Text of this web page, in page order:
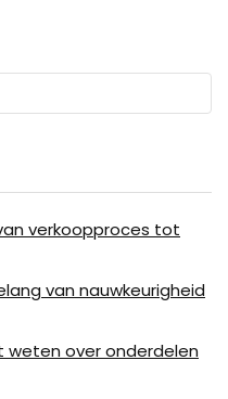
verkoopproces tot
van nauwkeurigheid
weten over onderdelen